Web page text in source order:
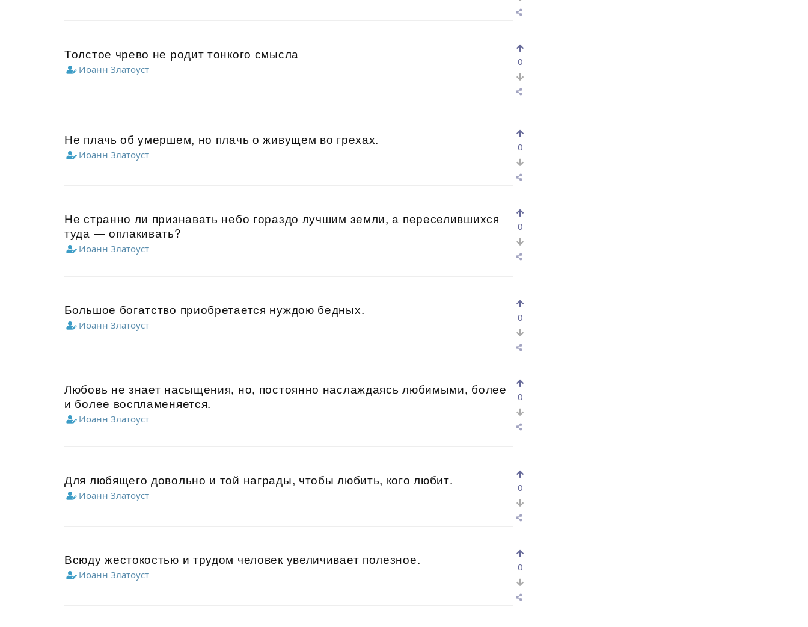
Толстое чрево не родит тонкого смысла
Иоанн Златоуст
0
Не плачь об умершем, но плачь о живущем во грехах.
Иоанн Златоуст
0
Не странно ли признавать небо гораздо лучшим земли, а переселившихся
туда — оплакивать?
Иоанн Златоуст
0
Большое богатство приобретается нуждою бедных.
Иоанн Златоуст
0
Любовь не знает насыщения, но, постоянно наслаждаясь любимыми, более
и более воспламеняется.
Иоанн Златоуст
0
Для любящего довольно и той награды, чтобы любить, кого любит.
Иоанн Златоуст
0
Всюду жестокостью и трудом человек увеличивает полезное.
Иоанн Златоуст
0